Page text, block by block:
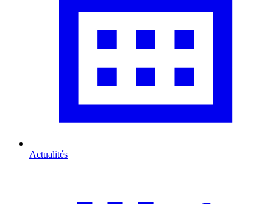
Actualités